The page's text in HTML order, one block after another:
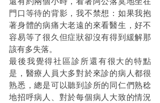
門口等待的背影，我不禁想：如果我抱
著身體的病痛大老遠的來看醫生，好不
容易等了很久但症狀卻沒有得到緩解那
該有多失落。
最後我覺得社區診所還有很大的特點
是，醫療人員大多對於來診的病人都很
熟悉，總是可以聽到診所的同仁們熟稔
地招呼病人、對於每個病人大致的情況